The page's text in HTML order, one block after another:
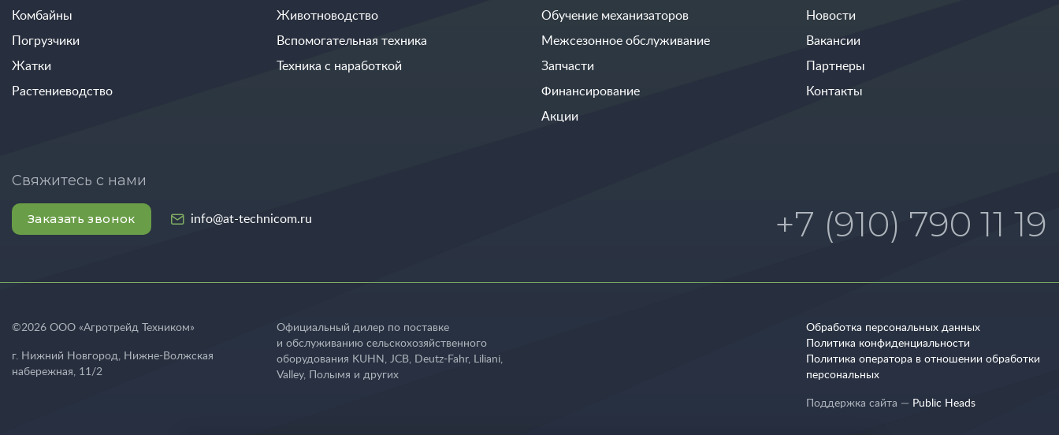
Комбайны
Погрузчики
Жатки
Растениеводство
Животноводство
Вспомогательная техника
Техника с наработкой
Обучение механизаторов
Межсезонное обслуживание
Запчасти
Финансирование
Акции
Новости
Вакансии
Партнеры
Контакты
Свяжитесь с нами
Заказать звонок info@at-technicom.ru +7 (910) 790 11 19
©2026 ООО «Агротрейд Техником»
г. Нижний Новгород, Нижне-Волжская
набережная, 11/2
Официальный дилер по поставке
и обслуживанию сельскохозяйственного
оборудования KUHN, JCB, Deutz-Fahr, Liliani,
Valley, Полымя и других
Обработка персональных данных
Политика конфиденциальности
Политика оператора в отношении обработки
персональных
Поддержка сайта — Public Heads